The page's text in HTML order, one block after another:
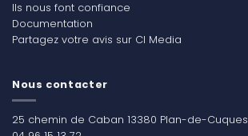
Ils nous font confiance
Documentation
Partagez votre avis sur CI Media
Nous contacter
25 chemin de Caban 13380 Plan-de-Cuques